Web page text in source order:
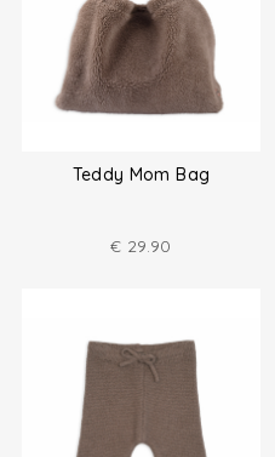
Teddy Mom Bag
€ 29.90